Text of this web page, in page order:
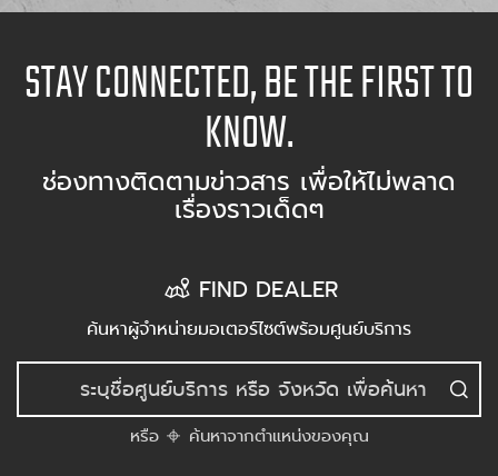
STAY CONNECTED, BE THE FIRST TO
KNOW.
ช่องทางติดตามข่าวสาร เพื่อให้ไม่พลาด
เรื่องราวเด็ดๆ
FIND DEALER
ค้นหาผู้จำหน่ายมอเตอร์ไซต์พร้อมศูนย์บริการ
หรือ ค้นหาจากตำแหน่งของคุณ